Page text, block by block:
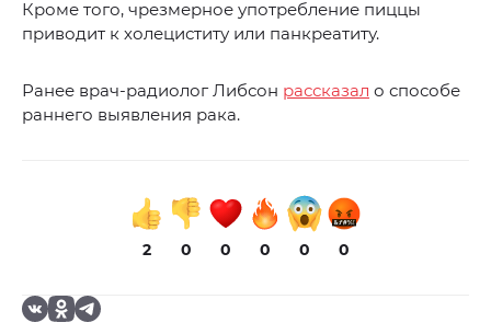
Кроме того, чрезмерное употребление пиццы
приводит к холециститу или панкреатиту.
Ранее врач-радиолог Либсон рассказал о способе
раннего выявления рака.
2 0 0 0 0 0